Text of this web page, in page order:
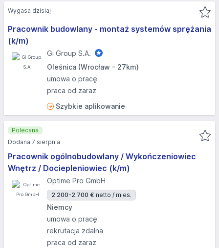
Pracownik budowlany - montaż systemów sprężania
(k/m)
Gi Group S.A.
Oleśnica (Wrocław - 27km)
umowa o pracę
praca od zaraz
Szybkie aplikowanie
Wygasa dzisiaj
Pracownik ogólnobudowlany / Wykończeniowiec
Wnętrz / Dociepleniowiec (k/m)
Optime Pro GmbH
2 200-2 700 € netto / mies.
Niemcy
umowa o pracę
rekrutacja zdalna
praca od zaraz
Polecana
Dodana 7 sierpnia